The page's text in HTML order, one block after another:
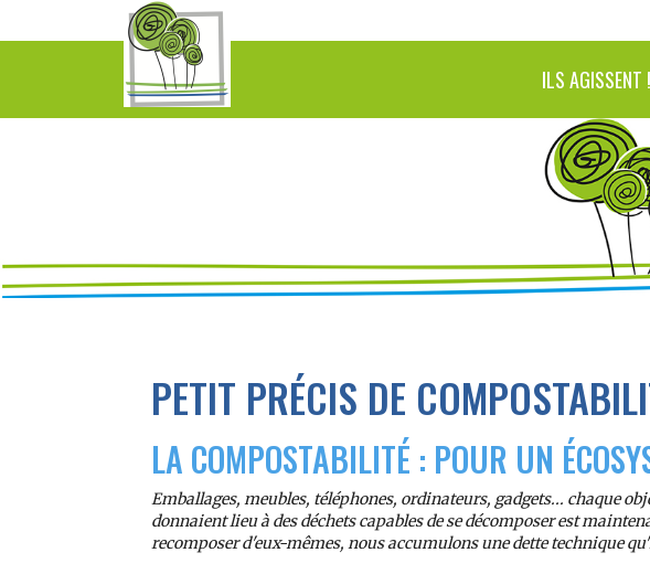
ILS AGISSENT !
PETIT PRÉCIS DE
LA COMPOSTABILITÉ : POUR UN
Emballages, meubles, téléphones, ordinateurs, gadgets... chaque
donnaient lieu à des déchets capables de se décomposer est
recomposer d'eux-mêmes, nous accumulons une dette technique